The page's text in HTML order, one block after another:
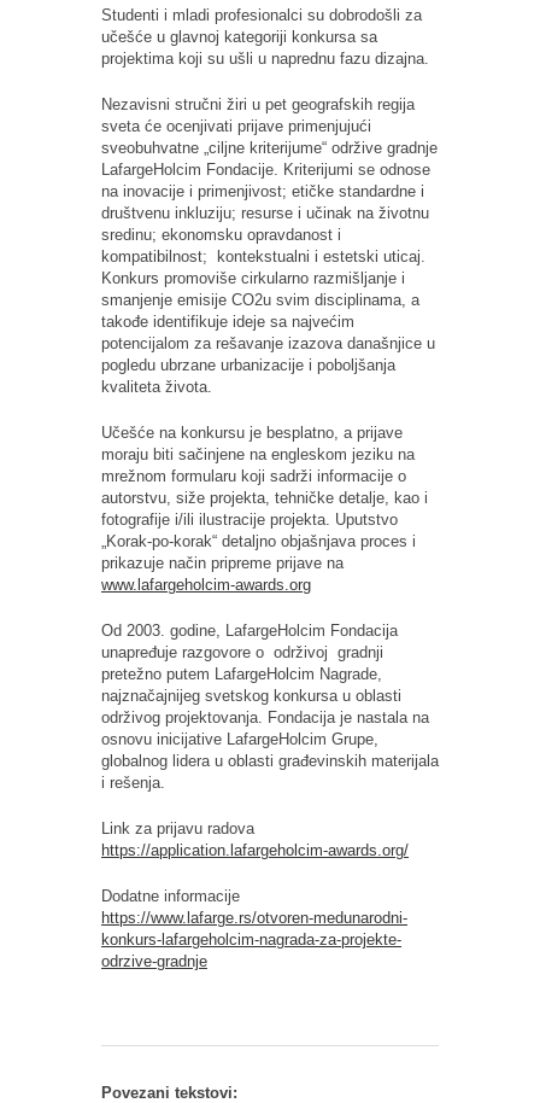
Studenti i mladi profesionalci su dobrodošli za
učešće u glavnoj kategoriji konkursa sa
projektima koji su ušli u naprednu fazu dizajna.
Nezavisni stručni žiri u pet geografskih regija
sveta će ocenjivati prijave primenjujući
sveobuhvatne „ciljne kriterijume“ održive gradnje
LafargeHolcim Fondacije. Kriterijumi se odnose
na inovacije i primenjivost; etičke standardne i
društvenu inkluziju; resurse i učinak na životnu
sredinu; ekonomsku opravdanost i
kompatibilnost; kontekstualni i estetski uticaj.
Konkurs promoviše cirkularno razmišljanje i
smanjenje emisije CO2u svim disciplinama, a
takođe identifikuje ideje sa najvećim
potencijalom za rešavanje izazova današnjice u
pogledu ubrzane urbanizacije i poboljšanja
kvaliteta života.
Učešće na konkursu je besplatno, a prijave
moraju biti sačinjene na engleskom jeziku na
mrežnom formularu koji sadrži informacije o
autorstvu, siže projekta, tehničke detalje, kao i
fotografije i/ili ilustracije projekta. Uputstvo
„Korak-po-korak“ detaljno objašnjava proces i
prikazuje način pripreme prijave na
www.lafargeholcim-awards.org
Od 2003. godine, LafargeHolcim Fondacija
unapređuje razgovore o održivoj gradnji
pretežno putem LafargeHolcim Nagrade,
najznačajnijeg svetskog konkursa u oblasti
održivog projektovanja. Fondacija je nastala na
osnovu inicijative LafargeHolcim Grupe,
globalnog lidera u oblasti građevinskih materijala
i rešenja.
Link za prijavu radova
https://application.lafargeholcim-awards.org/
Dodatne informacije
https://www.lafarge.rs/otvoren-medunarodni-
konkurs-lafargeholcim-nagrada-za-projekte-
odrzive-gradnje
Povezani tekstovi: